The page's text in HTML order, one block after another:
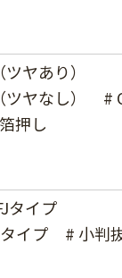
ヤあり）
ヤなし）
#
押し
タイプ
イプ
# 小判